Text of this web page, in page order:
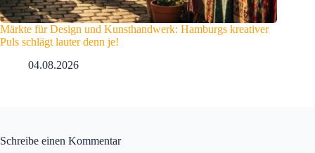
Märkte für Design und Kunsthandwerk: Hamburgs kreativer
Puls schlägt lauter denn je!
04.08.2026
Schreibe einen Kommentar